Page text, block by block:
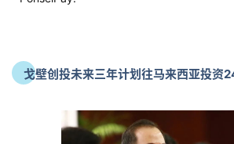
戈壁创投未来三年计划往马来西亚投资